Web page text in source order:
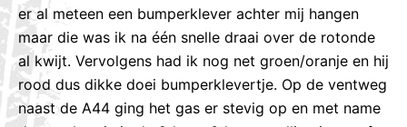
er al meteen een bumperklever achter mij hangen
maar die was ik na één snelle draai over de rotonde
al kwijt. Vervolgens had ik nog net groen/oranje en hij
rood dus dikke doei bumperklevertje. Op de ventweg
naast de A44 ging het gas er stevig op en met name